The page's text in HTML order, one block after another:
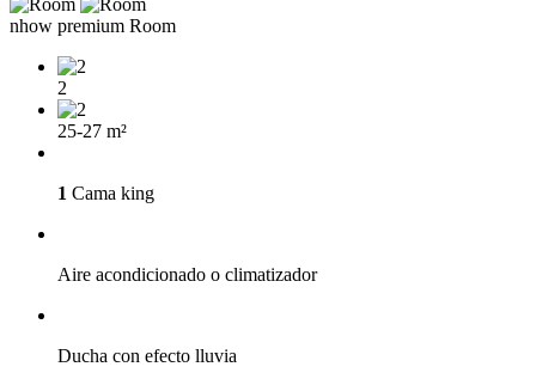
nhow premium Room
2
25-27 m²
1 Cama king
Aire acondicionado o climatizador
Ducha con efecto lluvia